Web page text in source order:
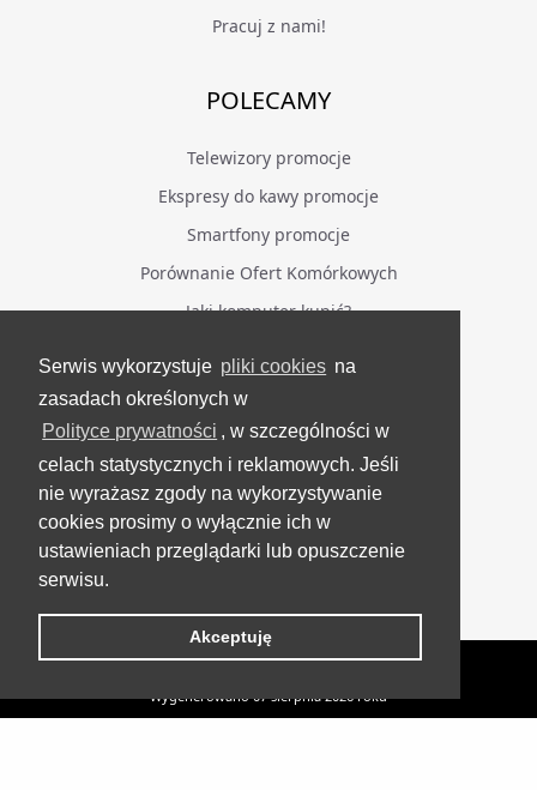
Serwis wykorzystuje pliki cookies na
zasadach określonych w
Polityce prywatności , w szczególności w
celach statystycznych i reklamowych. Jeśli
nie wyrażasz zgody na wykorzystywanie
cookies prosimy o wyłącznie ich w
ustawieniach przeglądarki lub opuszczenie
serwisu.
Akceptuję
Pracuj z nami!
POLECAMY
Telewizory promocje
Ekspresy do kawy promocje
Smartfony promocje
Porównanie Ofert Komórkowych
Jaki komputer kupić?
BĄDŹ NA BIEŻĄCO
Facebook
Grupa Testerzy Videotestów
YouTube
Twitter
VideoTesty.pl Wszelkie prawa zastrzeżone
Wygenerowano 07 sierpnia 2026 roku